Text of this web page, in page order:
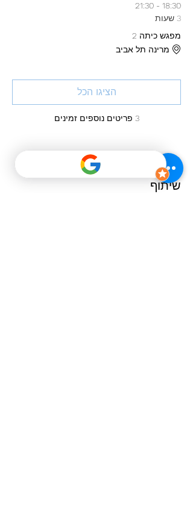
18:30 - 21:30
3 שעות
מפגש כיתה 2
מרינה תל אביב
3 פריטים נוספים זמינים
הציגו הכל
שיתוף